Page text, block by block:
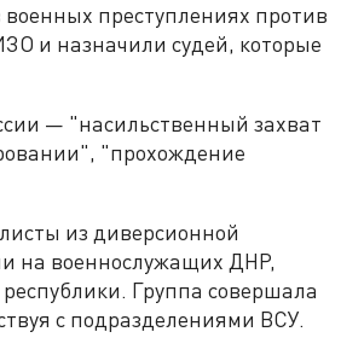
преступлениях против
и назначили судей, которые
— "насильственный захват
"прохождение
из диверсионной
на военнослужащих ДНР,
Группа совершала
с подразделениями ВСУ.